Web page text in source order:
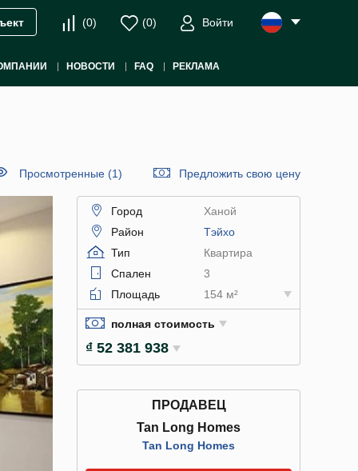
(0) (0) Войти
НОВОСТИ FAQ РЕКЛАМА
Просмотренные (1) Предложить свою цену
Город
Ханой
Район
Тэйхо
Тип
Квартира
Спален
3
Площадь
154 м²
полная стоимость
₫ 52 381 938
ПРОДАВЕЦ
Tan Long Homes
Tan Long Homes